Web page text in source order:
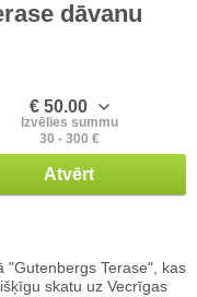
dāvanu
€ 50.00
Izvēlies summu
30 - 300 €
Atvērt
"Gutenbergs Terase", kas
skatu uz Vecrīgas